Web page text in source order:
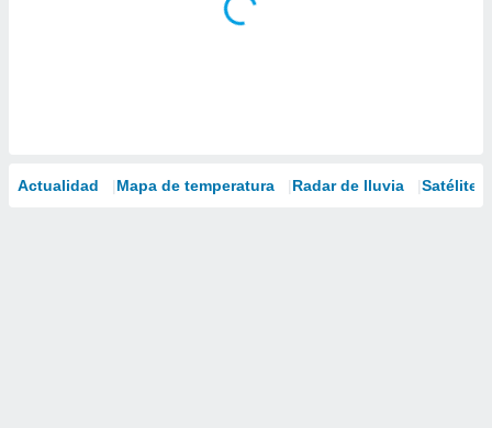
Actualidad Mapa de temperatura Radar de lluvia Satélites